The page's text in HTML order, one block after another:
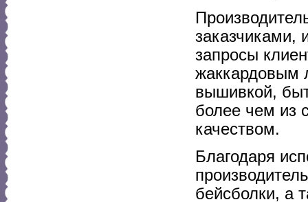
заказчиками,
запросы
жаккардовым
вышивкой,
более чем из
качеством.
Благодаря
бейсболки, а